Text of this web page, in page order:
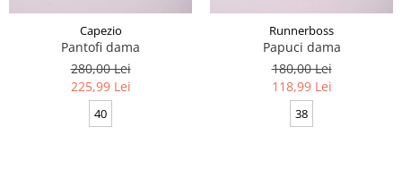
Capezio
Pantofi dama
280,00 Lei
225,99 Lei
40
Runnerboss
Papuci dama
180,00 Lei
118,99 Lei
38